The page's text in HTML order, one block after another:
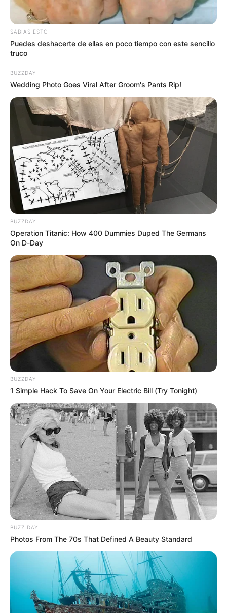
Los detenidos fueron presentados ante el Juzgado
Primero Promiscuo Municipal de Valle de San Juan,
donde la Fiscalía 24 Seccional les imputó el delito de
siendo enviados a la cárcel de Picaleña.
COMPARTIR
ALERTA BOGOTÁ EN GOOGLE NEWS
TEMAS RELACIONADOS
JORDAN
MANTÉNGASE EN ALERTA
Tenemos todas las noticias que le
interesan. Para estar bien informado, por
favor, active las notificaciones de Alerta.
ACTIVAR AHORA
TEMAS DESTACADOS
SARAMPIÓN AVENIDA AMBALÁ
IBAGUÉ
PARQUE DE DIVERSIONES
ELECCIONES PRESIDENCIALES
FENÓMENO DEL NIÑO
IBAL
SABIAS ESTO
Puedes deshacerte de ellas en poco tiempo con este sencillo
truco
BUZZDAY
Wedding Photo Goes Viral After Groom's Pants Rip!
BUZZDAY
Operation Titanic: How 400 Dummies Duped The Germans
On D-Day
BUZZDAY
1 Simple Hack To Save On Your Electric Bill (Try Tonight)
BUZZ DAY
Photos From The 70s That Defined A Beauty Standard